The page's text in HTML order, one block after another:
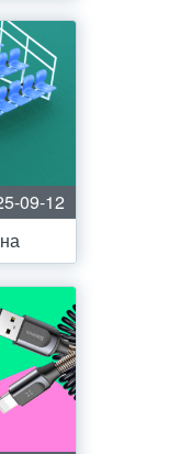
09-12